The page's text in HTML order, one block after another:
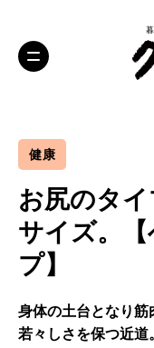
健康
お尻のタ
サイズ。
プ】
身体の土台となり筋
若々しさを保つ近道